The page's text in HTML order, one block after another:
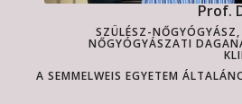
Prof.
SZÜLÉSZ-
NŐGYÓGYÁSZATI
A SEMMELWEIS EGYETEM